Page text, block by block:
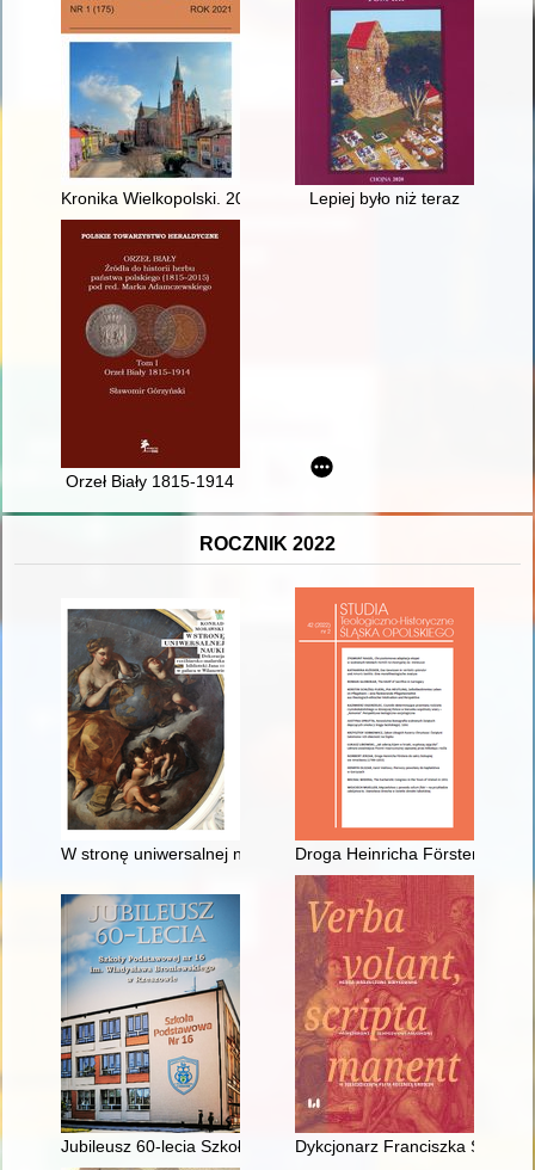
Kronika Wielkopolski. 2021, nr 1 Lepiej było niż teraz
Orzeł Biały 1815-1914
ROCZNIK 2022
W stronę uniwersalnej nauki : dekoracja rzeźbiarsko-malarska
Droga Heinricha Förstera do
Jubileusz 60-lecia Szkoły Podstawowej nr 16 im. Władysława
Dykcjonarz Franciszka